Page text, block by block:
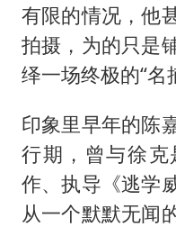
有限的情况，他
拍摄，为的只是
绎一场终极的“名
印象里早年的陈
行期，曾与徐
作、执导《逃学
从一个默默无闻